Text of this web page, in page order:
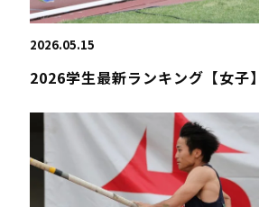
2026.05.15
2026学生最新ランキング【女子】